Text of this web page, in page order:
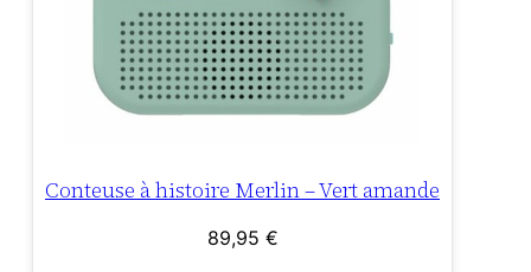
Conteuse à histoire Merlin – Vert amande
89,95 €